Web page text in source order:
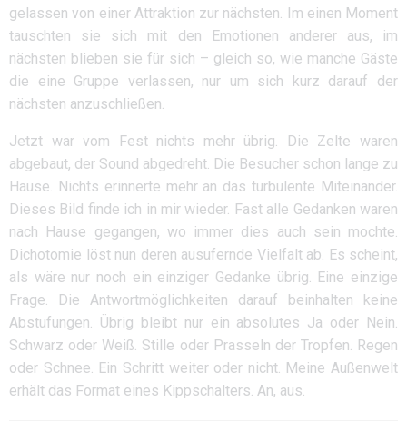
gelassen von einer Attraktion zur nächsten. Im einen Moment
tauschten sie sich mit den Emotionen anderer aus, im
nächsten blieben sie für sich – gleich so, wie manche Gäste
die eine Gruppe verlassen, nur um sich kurz darauf der
nächsten anzuschließen.
Jetzt war vom Fest nichts mehr übrig. Die Zelte waren
abgebaut, der Sound abgedreht. Die Besucher schon lange zu
Hause. Nichts erinnerte mehr an das turbulente Miteinander.
Dieses Bild finde ich in mir wieder. Fast alle Gedanken waren
nach Hause gegangen, wo immer dies auch sein mochte.
Dichotomie löst nun deren ausufernde Vielfalt ab. Es scheint,
als wäre nur noch ein einziger Gedanke übrig. Eine einzige
Frage. Die Antwortmöglichkeiten darauf beinhalten keine
Abstufungen. Übrig bleibt nur ein absolutes Ja oder Nein.
Schwarz oder Weiß. Stille oder Prasseln der Tropfen. Regen
oder Schnee. Ein Schritt weiter oder nicht. Meine Außenwelt
erhält das Format eines Kippschalters. An, aus.